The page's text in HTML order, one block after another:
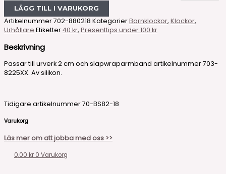
LÄGG TILL I VARUKORG
Artikelnummer702-880218 KategorierBarnklockor, Klockor,
Urhållare Etiketter40 kr, Presenttips under 100 kr
Beskrivning
Passar till urverk 2 cm och slapwraparmband artikelnummer 703-
8225XX. Av silikon.
Tidigare artikelnummer 70-BS82-18
Varukorg
Läs mer om att jobba med oss >>
0,00 kr 0 Varukorg